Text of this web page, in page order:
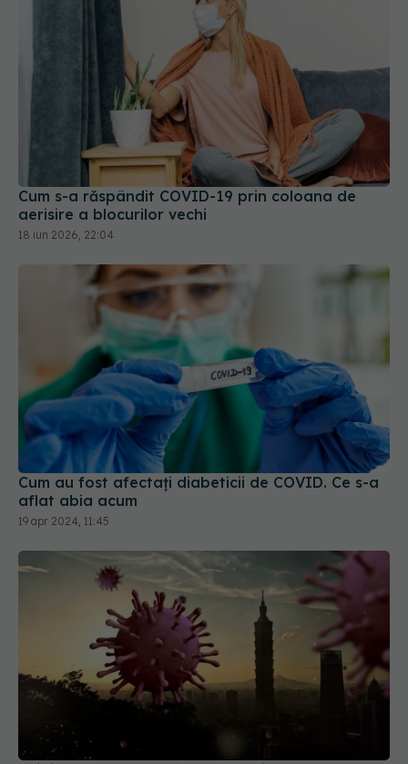
Cum s-a răspândit COVID-19 prin coloana de
aerisire a blocurilor vechi
18 iun 2026, 22:04
Cum au fost afectați diabeticii de COVID. Ce s-a
aflat abia acum
19 apr 2024, 11:45
Originea COVID-19 rămâne un mister. Ce ascunde
China? Ce s-a întâmplat, de fapt, în Wuhan
22 ian 2025, 18:57